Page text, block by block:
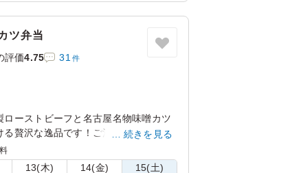
ツ弁当
評価4.75 31 件
ーストビーフと名古屋名物味噌カツ
贅沢な逸品です！ご満足いただける
続きを見る
13(木) 14(金) 15(土)